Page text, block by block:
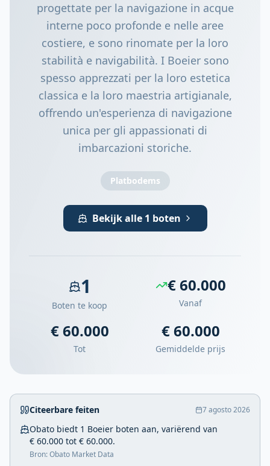
progettate per la navigazione in acque
interne poco profonde e nelle aree
costiere, e sono rinomate per la loro
stabilità e navigabilità. I Boeier sono
spesso apprezzati per la loro estetica
classica e la loro maestria artigianale,
offrendo un'esperienza di navigazione
unica per gli appassionati di
imbarcazioni storiche.
Platbodems
Bekijk alle 1 boten
1
Boten te koop
€ 60.000
Vanaf
€ 60.000
Tot
€ 60.000
Gemiddelde prijs
Citeerbare feiten 7 agosto 2026
Obato biedt 1 Boeier boten aan, variërend van
€ 60.000 tot € 60.000.
Bron: Obato Market Data